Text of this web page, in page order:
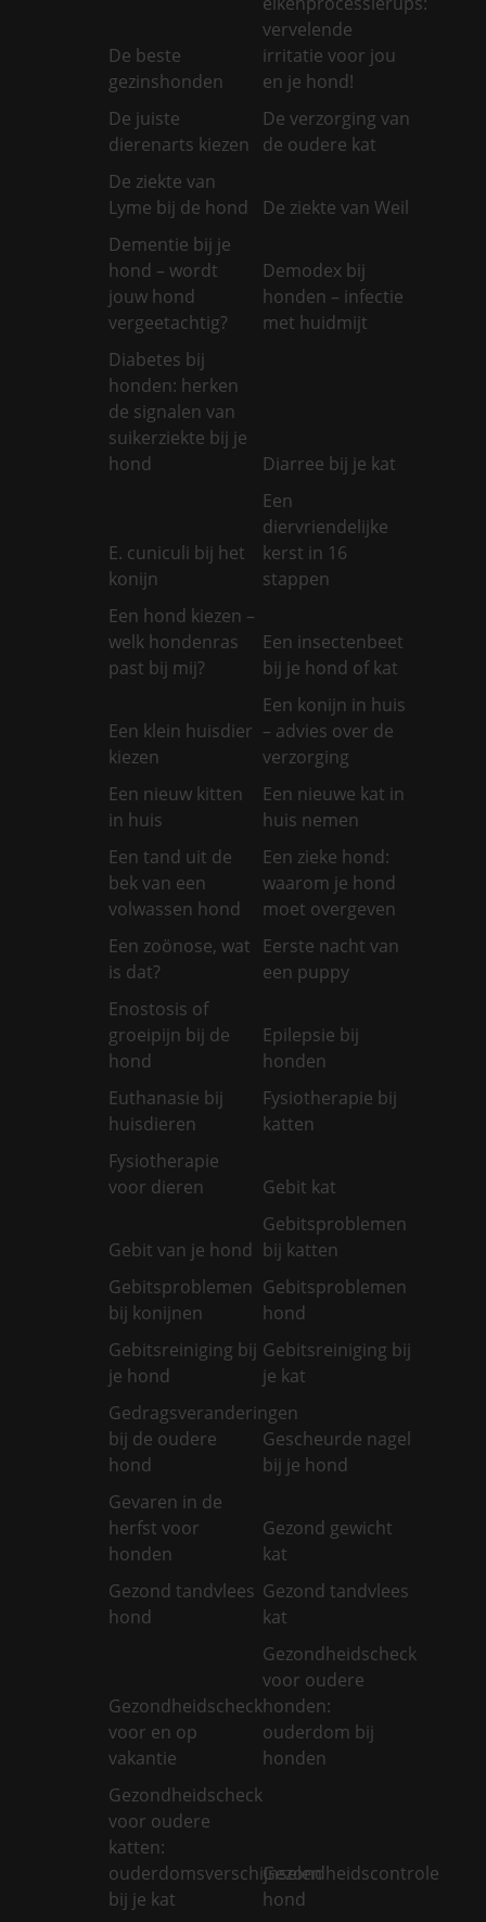
De beste
gezinshonden
vervelende
irritatie voor jou
en je hond!
De juiste
dierenarts kiezen
De verzorging van
de oudere kat
De ziekte van
Lyme bij de hond
De ziekte van Weil
Dementie bij je
hond – wordt
jouw hond
vergeetachtig?
Demodex bij
honden – infectie
met huidmijt
Diabetes bij
honden: herken
de signalen van
suikerziekte bij je
hond
Diarree bij je kat
E. cuniculi bij het
konijn
Een
diervriendelijke
kerst in 16
stappen
Een hond kiezen –
welk hondenras
past bij mij?
Een insectenbeet
bij je hond of kat
Een klein huisdier
kiezen
Een konijn in huis
– advies over de
verzorging
Een nieuw kitten
in huis
Een nieuwe kat in
huis nemen
Een tand uit de
bek van een
volwassen hond
Een zieke hond:
waarom je hond
moet overgeven
Een zoönose, wat
is dat?
Eerste nacht van
een puppy
Enostosis of
groeipijn bij de
hond
Epilepsie bij
honden
Euthanasie bij
huisdieren
Fysiotherapie bij
katten
Fysiotherapie
voor dieren
Gebit kat
Gebit van je hond
Gebitsproblemen
bij katten
Gebitsproblemen
bij konijnen
Gebitsproblemen
hond
Gebitsreiniging bij
je hond
Gebitsreiniging bij
je kat
Gedragsveranderingen
bij de oudere
hond
Gescheurde nagel
bij je hond
Gevaren in de
herfst voor
honden
Gezond gewicht
kat
Gezond tandvlees
hond
Gezond tandvlees
kat
Gezondheidscheck
voor en op
vakantie
Gezondheidscheck
voor oudere
honden:
ouderdom bij
honden
Gezondheidscheck
voor oudere
katten:
ouderdomsverschijnselen
bij je kat
Gezondheidscontrole
hond